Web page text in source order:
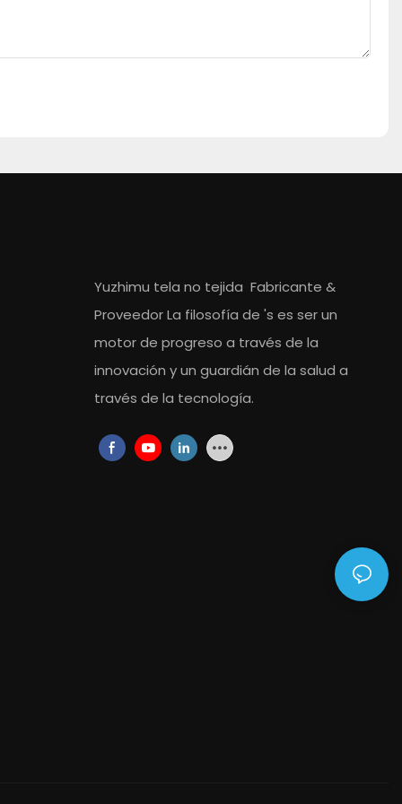
Yuzhimu tela no tejida Fabricante &
ProveedorLa filosofía de 's es ser un
motor de progreso a través de la
innovación y un guardián de la salud a
través de la tecnología.